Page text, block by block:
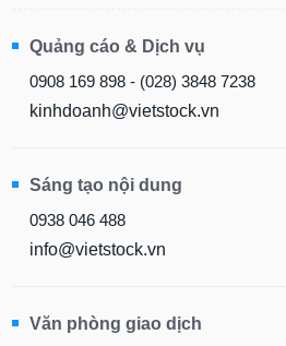
Quảng cáo & Dịch vụ
0908 169 898 - (028) 3848 7238
kinhdoanh@vietstock.vn
Sáng tạo nội dung
0938 046 488
info@vietstock.vn
Văn phòng giao dịch